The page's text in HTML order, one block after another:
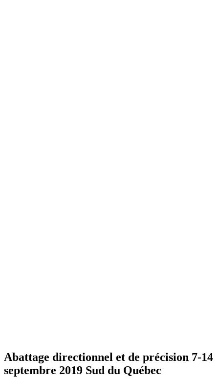
Abattage directionnel et de précision 7-14
septembre 2019 Sud du Québec